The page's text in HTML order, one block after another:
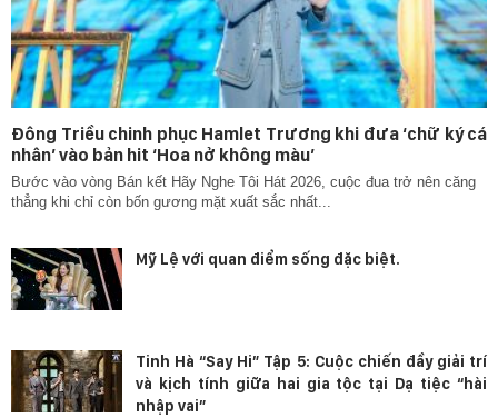
Đông Triều chinh phục Hamlet Trương khi đưa ‘chữ ký cá
nhân’ vào bản hit ‘Hoa nở không màu’
Bước vào vòng Bán kết Hãy Nghe Tôi Hát 2026, cuộc đua trở nên căng
thẳng khi chỉ còn bốn gương mặt xuất sắc nhất...
Mỹ Lệ với quan điểm sống đặc biệt.
Tinh Hà “Say Hi” Tập 5: Cuộc chiến đầy giải trí
và kịch tính giữa hai gia tộc tại Dạ tiệc “hài
nhập vai”